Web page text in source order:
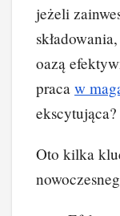
jeżeli
oazą
praca w
ekscytująca?
Oto kilka